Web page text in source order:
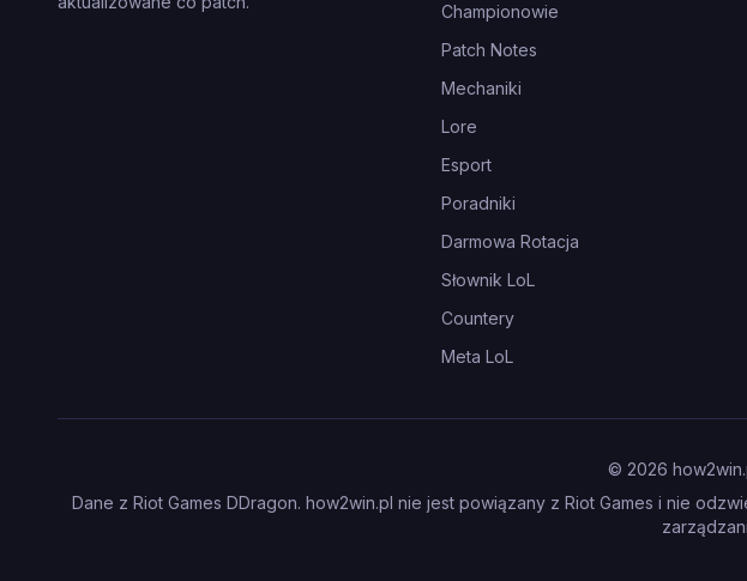
Championowie
Patch Notes
Mechaniki
Lore
Esport
Poradniki
Darmowa Rotacja
Słownik LoL
Countery
Meta LoL
© 2026
Dane z Riot Games DDragon. how2win.pl nie jest powiązany z Riot Games i nie